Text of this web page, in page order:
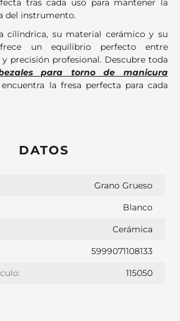
tras cada uso para mantener la
del instrumento.
cilíndrica, su material cerámico y su
un equilibrio perfecto entre
precisión profesional. Descubre toda
para torno de manicura
la fresa perfecta para cada
DATOS
Grano Grueso
Blanco
Cerámica
5999071108133
115050